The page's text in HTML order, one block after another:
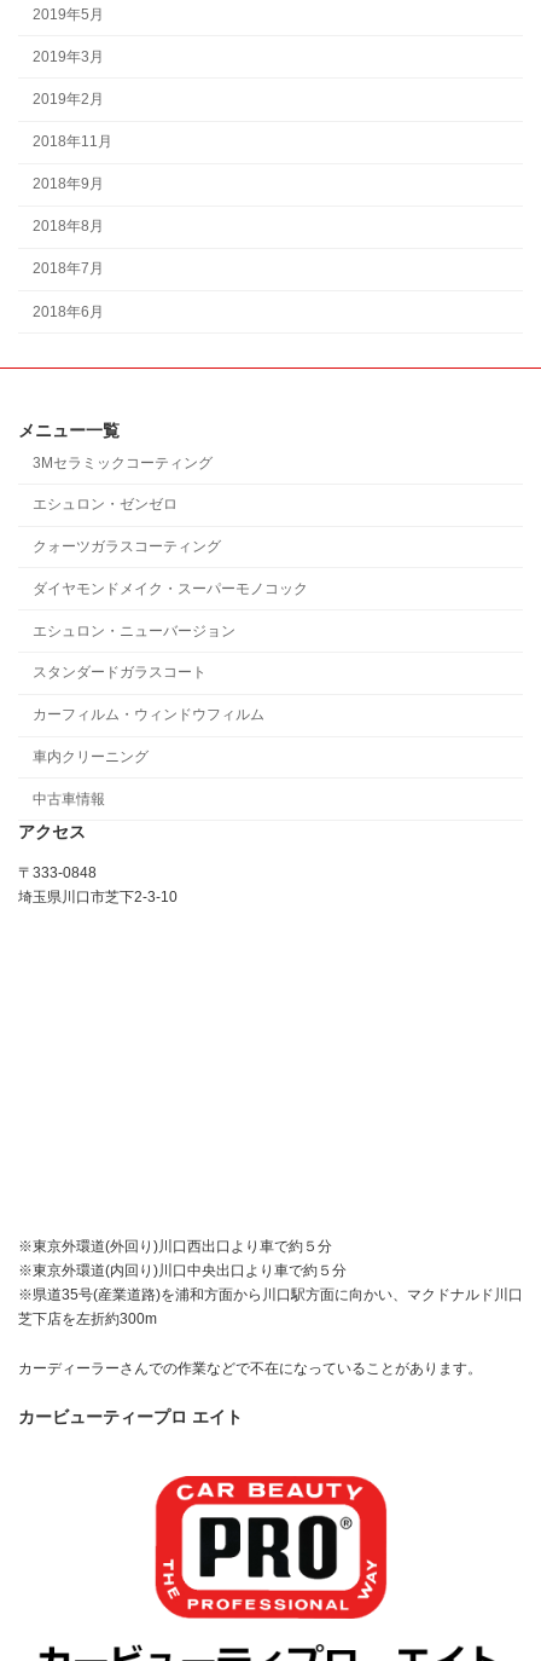
2019年5月
2019年3月
2019年2月
2018年11月
2018年9月
2018年8月
2018年7月
2018年6月
メニュー一覧
3Mセラミックコーティング
エシュロン・ゼンゼロ
クォーツガラスコーティング
ダイヤモンドメイク・スーパーモノコック
エシュロン・ニューバージョン
スタンダードガラスコート
カーフィルム・ウィンドウフィルム
車内クリーニング
中古車情報
アクセス
〒333-0848
埼玉県川口市芝下2-3-10
※東京外環道(外回り)川口西出口より車で約５分
※東京外環道(内回り)川口中央出口より車で約５分
※県道35号(産業道路)を浦和方面から川口駅方面に向かい、マクドナルド川口
芝下店を左折約300m
カーディーラーさんでの作業などで不在になっていることがあります。
カービューティープロ エイト